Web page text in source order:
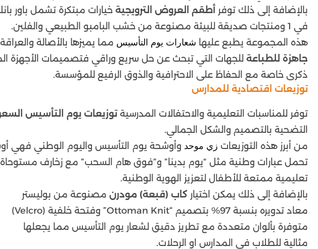
بالإضافة إلى ذلك توفر أطقم العروض الترويجية
في 1 ومنتجات صديقة للبيئة مصنوعة من خشب البامبو الطبيعي والفلين.
هذه المجموعة يطبع عليها شعارات يوم التأسيس مما يميزها بالأصالة
جاهزة للطباعة للجهات التي تبحث عن حل سريع وراقي فتصميمات الأجهزة
ذكرى خاصة مع الحفاظ على الاحترافية والذوق الرفيع للمؤسسة.
توزيعات اقتصادية للمدارس
توفر للمناسبات التعليمية والاحتفالات المدرسيةتوزيعات يوم التأسيس
التضحية بالتصميم والشكل الجمالي.
من أبرز هذه التوزيعات زي موحد وأوشحة يوم التأسيس واليوم الوطني فهي
تحمل عبارات وطنية مثل “يوم بدينا” و”فوق هام السحب” مع زخارف
تعليمية ممتعة للأطفال لتعزيز الهوية الوطنية.
بالإضافة إلى ذلك يمكن اختيار كاب (قبعة) مودرن مصنوعة من بوليستر
معاد تدويره بنسبة 97% بتصميم “Ottoman Knit” وفتحة خلفية (Velcro)
متوفرة بألوان متعددة مع تطريز دقيق لشعار يوم التأسيس مما يجعلها
مثالية للطلاب في المدارس او الرحلات.